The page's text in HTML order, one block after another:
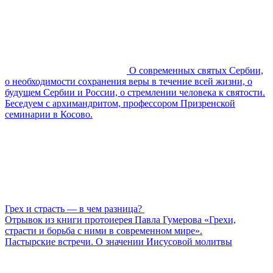
О современных святых Сербии,
о необходимости сохранения веры в течение всей жизни, о
будущем Сербии и России, о стремлении человека к святости.
Беседуем с архимандритом, профессором Призренской
семинарии в Косово.
Грех и страсть — в чем разница?
Отрывок из книги протоиерея Павла Гумерова «Грехи,
страсти и борьба с ними в современном мире».
Пастырские встречи. О значении Иисусовой молитвы